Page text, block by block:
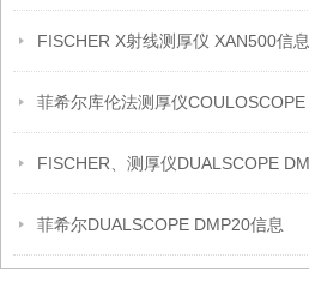
FISCHER X射线测厚仪 XAN500信息
菲希尔DUALSCOPE DMP20信息